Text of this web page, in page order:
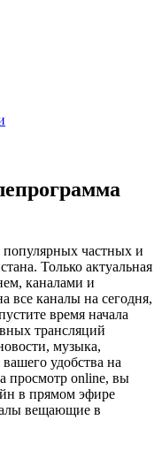
частных и
Только актуальная
каналами и
все каналы на сегодня,
время начала
трансляций
музыка,
удобства на
просмотр online, вы
в прямом эфире
вещающие в